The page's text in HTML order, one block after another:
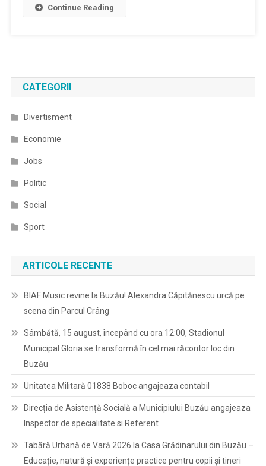
Continue Reading
CATEGORII
Divertisment
Economie
Jobs
Politic
Social
Sport
ARTICOLE RECENTE
BIAF Music revine la Buzău! Alexandra Căpitănescu urcă pe
scena din Parcul Crâng
Sâmbătă, 15 august, începând cu ora 12:00, Stadionul
Municipal Gloria se transformă în cel mai răcoritor loc din
Buzău
Unitatea Militară 01838 Boboc angajeaza contabil
Direcția de Asistență Socială a Municipiului Buzău angajeaza
Inspector de specialitate si Referent
Tabără Urbană de Vară 2026 la Casa Grădinarului din Buzău –
Educație, natură și experiențe practice pentru copii și tineri